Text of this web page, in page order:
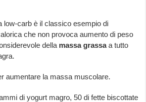
low-carb è il classico esempio di
che non provoca aumento di peso
della massa grassaa tutto
aumentare la massa muscolare.
di yogurt magro, 50 di fette biscottate